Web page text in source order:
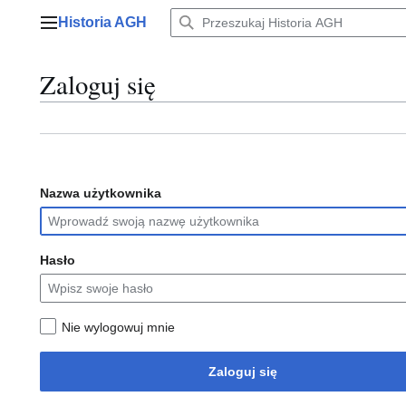
Menu główne
Historia AGH
Zaloguj się
Nazwa użytkownika
Hasło
Nie wylogowuj mnie
Zaloguj się